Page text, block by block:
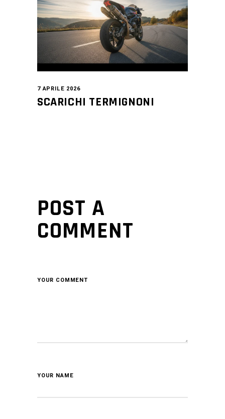
7 APRILE 2026
SCARICHI TERMIGNONI
POST A
COMMENT
YOUR COMMENT
YOUR NAME